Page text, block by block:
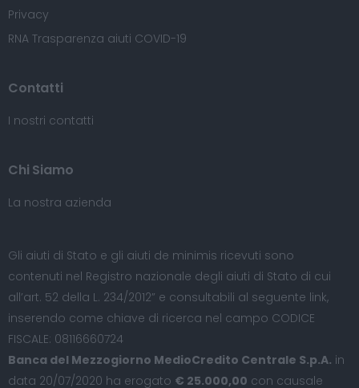
Privacy
RNA Trasparenza aiuti COVID-19
Contatti
I nostri contatti
Chi Siamo
La nostra azienda
Gli aiuti di Stato e gli aiuti de minimis ricevuti sono
contenuti nel Registro nazionale degli aiuti di Stato di cui
all’art. 52 della L. 234/2012” e consultabili al seguente link,
inserendo come chiave di ricerca nel campo CODICE
FISCALE: 08116660724
Banca del Mezzogiorno MedioCredito Centrale S.p.A. in
data 20/07/2020 ha erogato € 25.000,00 con causale